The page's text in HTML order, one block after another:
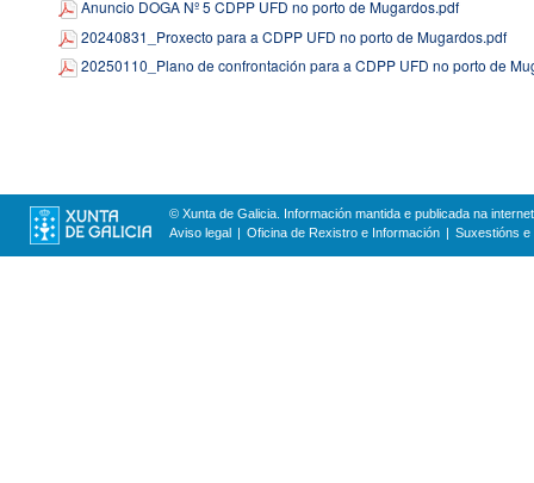
Anuncio DOGA Nº 5 CDPP UFD no porto de Mugardos.pdf
20240831_Proxecto para a CDPP UFD no porto de Mugardos.pdf
20250110_Plano de confrontación para a CDPP UFD no porto de
© Xunta de Galicia. Información mantida e publicada na
Aviso legal
Oficina de Rexistro e Información Suxestións e